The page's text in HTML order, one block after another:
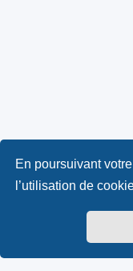
En poursuivant
l’utilisation de